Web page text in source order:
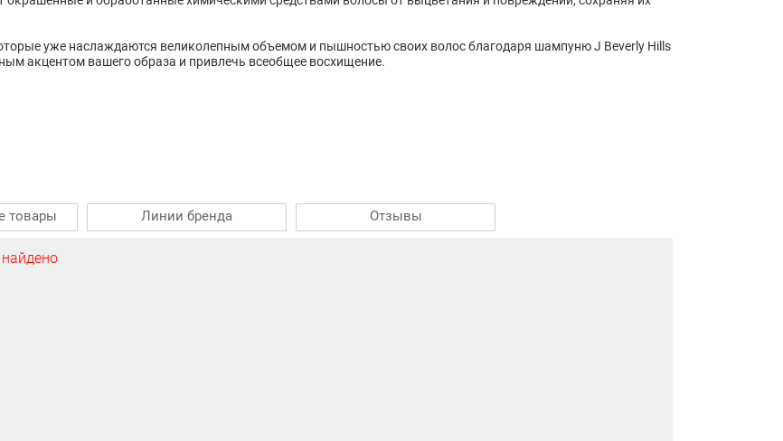
уже наслаждаются великолепным объемом и пышностью своих волос благодаря шампуню J Beverly Hills
акцентом вашего образа и привлечь всеобщее восхищение.
товары Линии бренда Отзывы